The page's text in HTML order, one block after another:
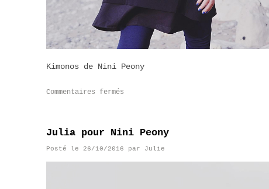
Kimonos de Nini Peony
Commentaires fermés
Julia pour Nini Peony
Posté le 26/10/2016 par Julie